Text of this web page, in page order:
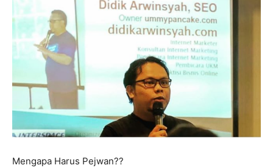
Mengapa Harus Pejwan??